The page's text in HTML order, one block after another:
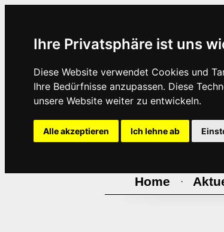
Ihre Privatsphäre ist uns
Diese Website verwendet Cookies und
Ihre Bedürfnisse anzupassen. Diese
unsere Website weiter zu entwickeln.
Alle akzeptieren Ich lehne ab
Home ·